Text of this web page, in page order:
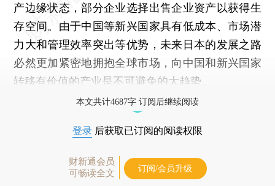
产边缘状态，部分企业选择出售企业资产以获得生
存空间。由于中国等新兴国家具有低成本、市场潜
力大和管理效率突出等优势，未来日本的发展之路
必然更加紧密地拥抱全球市场，向中国和新兴国家
转移有价值的产业是不可避免的大趋势。
本文共计4687字 订阅后继续阅读
登录 后获取已订阅的阅读权限
财新通会员
可畅读全文
订阅/会员升级